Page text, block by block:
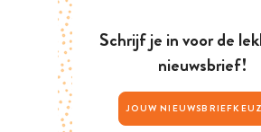
Schrijf je in voor de
nieuwsbrief!